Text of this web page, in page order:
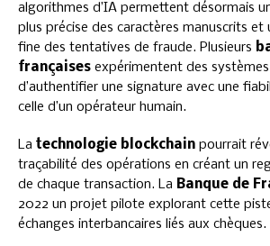
algorithmes d’IA permettent désormais
plus précise des caractères manuscrits et
fine des tentatives de fraude. Plusieurs
françaises expérimentent des
d’authentifier une signature avec une
celle d’un opérateur humain.
La technologie blockchain pourrait
traçabilité des opérations en créant un
de chaque transaction. La Banque de
2022 un projet pilote explorant cette
échanges interbancaires liés aux chèques.